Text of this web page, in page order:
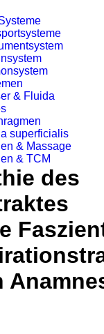
& Fluida
superficialis
& Massage
& TCM
des